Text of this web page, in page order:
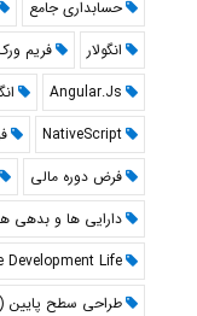
حسابداری جامع
انگولار
فریم
Angular.Js
NativeScript
فرض دوره مالی
دارایی ها و بدهی
Development Life
طراحی سطح پایین (LLD)